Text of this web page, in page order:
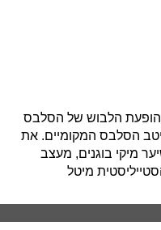
הופעת הלבוש של הסלבס
הסלבס המקומיים. את
מיקי בוגנים, מעצב
מיטל